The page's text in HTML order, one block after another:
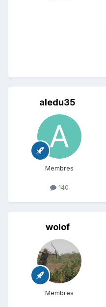
aledu35
Membres
140
wolof
Membres